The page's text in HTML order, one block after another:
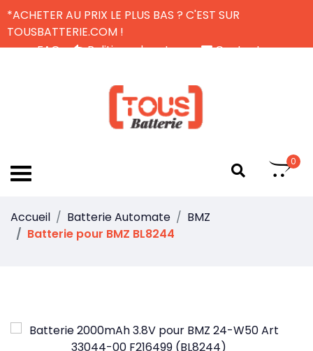
*ACHETER AU PRIX LE PLUS BAS ? C'EST SUR
TOUSBATTERIE.COM !
FAQ
Politique de retour
Contactez-nous
0
Accueil Batterie Automate
BMZ
Batterie pour BMZ BL8244